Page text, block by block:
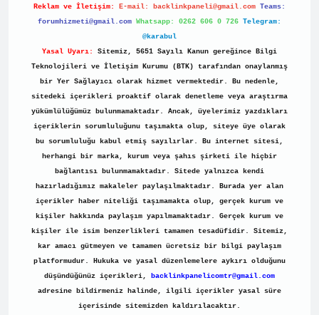
Reklam ve İletişim: E-mail: backlinkpaneli@gmail.com
Teams:
forumhizmeti@gmail.com Whatsapp: 0262 606 0 726
Telegram:
@karabul
Yasal Uyarı:
Sitemiz, 5651 Sayılı Kanun gereğince Bilgi
Teknolojileri ve İletişim Kurumu (BTK) tarafından onaylanmış
bir Yer Sağlayıcı olarak hizmet vermektedir. Bu nedenle,
sitedeki içerikleri proaktif olarak denetleme veya araştırma
yükümlülüğümüz bulunmamaktadır. Ancak, üyelerimiz yazdıkları
içeriklerin sorumluluğunu taşımakta olup, siteye üye olarak
bu sorumluluğu kabul etmiş sayılırlar. Bu internet sitesi,
herhangi bir marka, kurum veya şahıs şirketi ile hiçbir
bağlantısı bulunmamaktadır. Sitede yalnızca kendi
hazırladığımız makaleler paylaşılmaktadır. Burada yer alan
içerikler haber niteliği taşımamakta olup, gerçek kurum ve
kişiler hakkında paylaşım yapılmamaktadır. Gerçek kurum ve
kişiler ile isim benzerlikleri tamamen tesadüfidir. Sitemiz,
kar amacı gütmeyen ve tamamen ücretsiz bir bilgi paylaşım
platformudur. Hukuka ve yasal düzenlemelere aykırı olduğunu
düşündüğünüz içerikleri, backlinkpanelicomtr@gmail.com
adresine bildirmeniz halinde, ilgili içerikler yasal süre
içerisinde sitemizden kaldırılacaktır.